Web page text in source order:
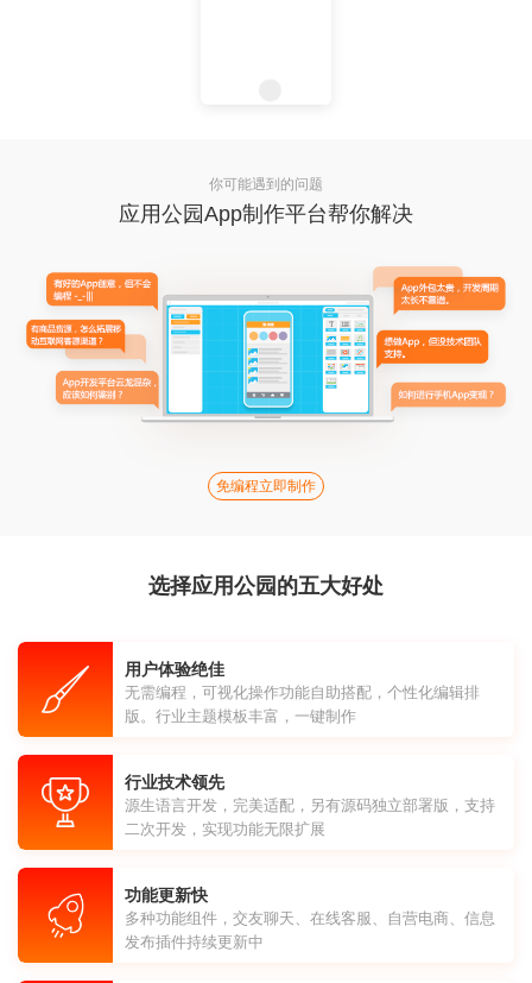
你可能遇到的问题
应用公园App制作平台帮你解决
免编程立即制作
选择应用公园的五大好处
用户体验绝佳
无需编程，可视化操作功能自助搭配，个性化编辑排
版。行业主题模板丰富，一键制作
行业技术领先
源生语言开发，完美适配，另有源码独立部署版，支持
二次开发，实现功能无限扩展
功能更新快
多种功能组件，交友聊天、在线客服、自营电商、信息
发布插件持续更新中